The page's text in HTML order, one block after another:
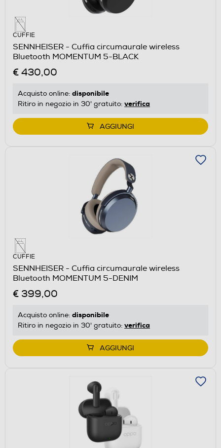
CUFFIE
SENNHEISER - Cuffia circumaurale wireless
Bluetooth MOMENTUM 5-BLACK
€ 430,00
Acquisto online: disponibile
Ritiro in negozio in 30' gratuito: verifica
AGGIUNGI
CUFFIE
SENNHEISER - Cuffia circumaurale wireless
Bluetooth MOMENTUM 5-DENIM
€ 399,00
Acquisto online: disponibile
Ritiro in negozio in 30' gratuito: verifica
AGGIUNGI